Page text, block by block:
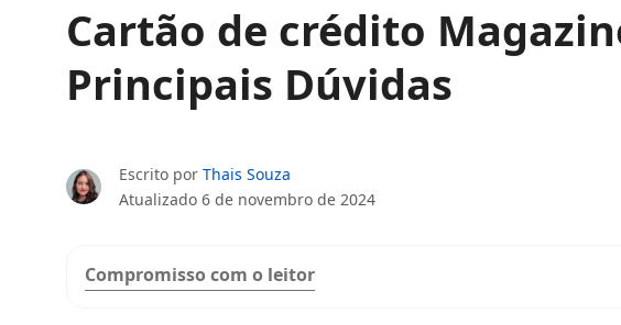
Cartão de crédito
Principais Dúvidas
Escrito por Thais Souza
Atualizado 6 de novembro de 2024
Compromisso com o leitor